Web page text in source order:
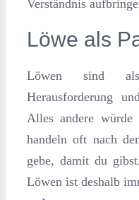
Verständnis
Löwe als
Löwen sind
Herausforderung
Alles andere
handeln oft nach
gebe, damit du
Löwen ist deshalb